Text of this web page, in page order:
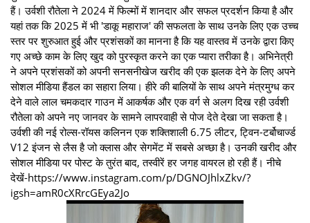
हैं। उर्वशी रौतेला ने 2024 में फिल्मों में शानदार और सफल प्रदर्शन किया है और
यहां तक कि 2025 में भी 'डाकू महाराज' की सफलता के साथ उनके लिए एक उच्च
स्तर पर शुरुआत हुई और प्रशंसकों का मानना है कि यह वास्तव में उनके द्वारा किए
गए अच्छे काम के लिए खुद को पुरस्कृत करने का एक प्यारा तरीका है। अभिनेत्री
ने अपने प्रशंसकों को अपनी सनसनीखेज खरीद की एक झलक देने के लिए अपने
सोशल मीडिया हैंडल का सहारा लिया। हीरे की बालियों के साथ अपने मंत्रमुग्ध कर
देने वाले लाल चमकदार गाउन में आकर्षक और एक वर्ग से अलग दिख रही उर्वशी
रौतेला को अपने नए जानवर के सामने लापरवाही से पोज देते देखा जा सकता है।
उर्वशी की नई रोल्स-रॉयस कलिनन एक शक्तिशाली 6.75 लीटर, ट्विन-टर्बोचार्ज्ड
V12 इंजन से लैस है जो क्लास और सेगमेंट में सबसे अच्छा है। उनकी खरीद और
सोशल मीडिया पर पोस्ट के तुरंत बाद, तस्वीरें हर जगह वायरल हो रही हैं। नीचे
देखें-https://www.instagram.com/p/DGNOJhlxZkv/?
igsh=amR0cXRrcGEya2Jo